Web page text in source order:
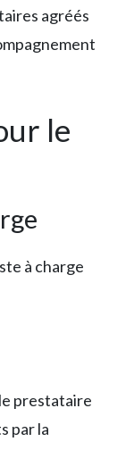
agréés
le
à charge
prestataire
par la